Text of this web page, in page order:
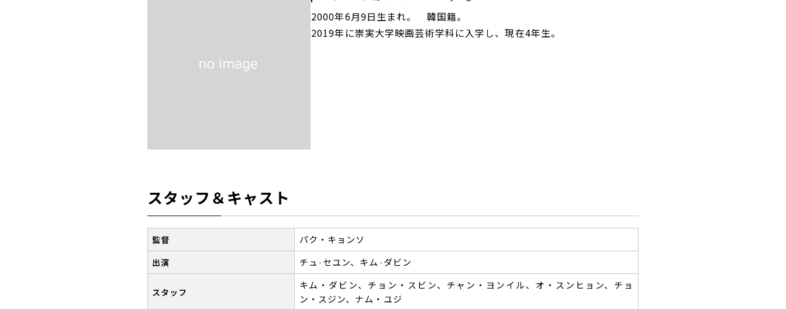
2000年6月9日生まれ。 韓国籍。
2019年に崇実大学映画芸術学科に入学し、現在4年生。
スタッフ＆キャスト
監督 パク・キョンソ
出演 チュ·セユン、キム·ダビン
スタッフ
キム・ダビン、チョン・スビン、チャン・ヨンイル、オ・スンヒョン、チョ
ン・スジン、ナム・ユジ